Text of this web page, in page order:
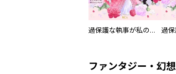
過保護な執事が私の婚活を邪魔してきます！ 分冊版
ファンタジー・幻想